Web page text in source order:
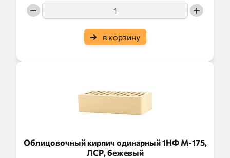
в корзину
Облицовочный кирпич одинарный 1НФ М-175,
ЛСР, бежевый